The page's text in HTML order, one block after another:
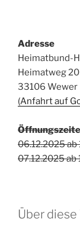
Adresse
Heimatbund-
Heimatweg 20
33106 Wewer
(Anfahrt auf
06.12.2025 ab
07.12.2025 ab
Über